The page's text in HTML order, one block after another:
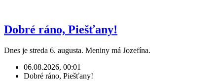
Dobré ráno, Piešťany!
Dnes je streda 6. augusta. Meniny má Jozefína.
06.08.2026, 00:01
Dobré ráno, Piešťany!